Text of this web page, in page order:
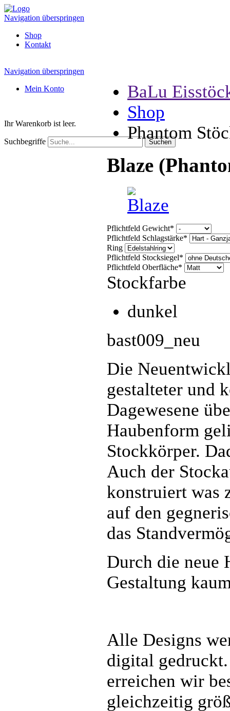
Navigation überspringen
Shop
Kontakt
Navigation überspringen
Mein Konto
Ihr Warenkorb ist leer.
Suchbegriffe
BaLu
Shop
Phantom
Blaze
Pflichtfeld Gewicht*
Pflichtfeld Schlagstärke*
Ring
Pflichtfeld Stocksiegel*
Pflichtfeld Oberfläche*
Stockfarbe
dunkel
bast009_neu
Die
gestalteter und
Dagewesene
Haubenform
Stockkörper.
Auch der
konstruiert was
auf den
das
Durch die neue
Gestaltung
Alle Designs
digital
erreichen wir
gleichzeitig